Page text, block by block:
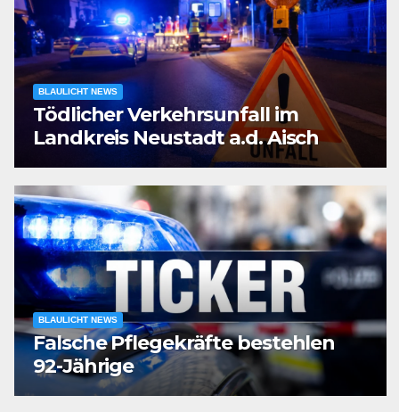
BLAULICHT NEWS
Tödlicher Verkehrsunfall im
Landkreis Neustadt a.d. Aisch
BLAULICHT NEWS
Falsche Pflegekräfte bestehlen
92-Jährige